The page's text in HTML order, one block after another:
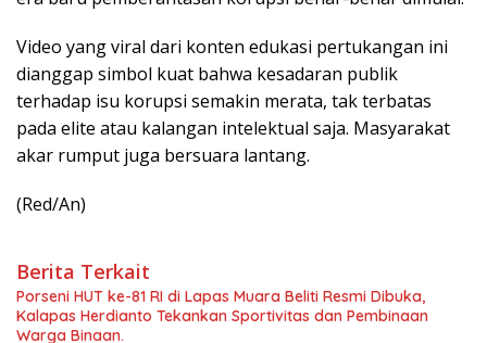
Video yang viral dari konten edukasi pertukangan ini
dianggap simbol kuat bahwa kesadaran publik
terhadap isu korupsi semakin merata, tak terbatas
pada elite atau kalangan intelektual saja. Masyarakat
akar rumput juga bersuara lantang.
(Red/An)
Berita Terkait
Porseni HUT ke-81 RI di Lapas Muara Beliti Resmi Dibuka,
Kalapas Herdianto Tekankan Sportivitas dan Pembinaan
Warga Binaan.